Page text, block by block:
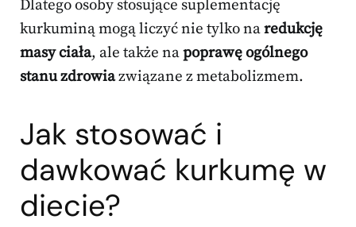
Dlatego osoby stosujące suplementację
kurkuminą mogą liczyć nie tylko naredukcję
masy ciała, ale także napoprawę ogólnego
stanu zdrowiazwiązane z metabolizmem.
Jak stosować i
dawkować kurkumę w
diecie?